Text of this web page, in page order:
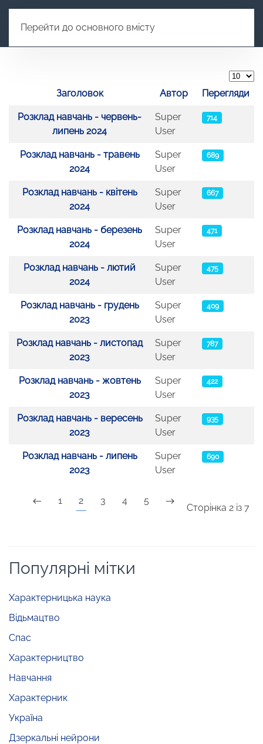
Перейти до основного вмісту
Таблиця статей
Заголовок Автор Перегляди
Розклад навчань - червень-
липень 2024
Super
User
714
Розклад навчань - травень
2024
Super
User
689
Розклад навчань - квітень
2024
Super
User
667
Розклад навчань - березень
2024
Super
User
471
Розклад навчань - лютий
2024
Super
User
475
Розклад навчань - грудень
2023
Super
User
409
Розклад навчань - листопад
2023
Super
User
787
Розклад навчань - жовтень
2023
Super
User
422
Розклад навчань - вересень
2023
Super
User
935
Розклад навчань - липень
2023
Super
User
690
Сторінка 2 із 7
1 2 3 4 5
Популярні мітки
Характерницька наука
Відьмацтво
Спас
Характерництво
Навчання
Характерник
Україна
Дзеркальні нейрони